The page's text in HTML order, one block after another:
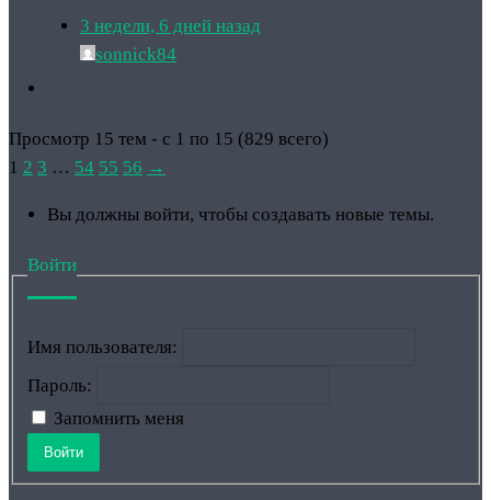
3 недели, 6 дней назад
sonnick84
Просмотр 15 тем - с 1 по 15 (829 всего)
1 2 3 … 54 55 56 →
Вы должны войти, чтобы создавать новые темы.
Войти
Имя пользователя:
Пароль:
Запомнить меня
Войти